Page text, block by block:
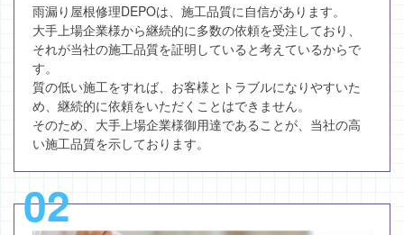
雨漏り屋根修理DEPOは、施工品質に自信があります。
大手上場企業様から継続的に多数の依頼を受注しており、
それが当社の施工品質を証明していると考えているからで
す。
質の低い施工をすれば、お客様とトラブルになりやすいた
め、継続的に依頼をいただくことはできません。
そのため、大手上場企業様御用達であることが、当社の高
い施工品質を示しております。
02